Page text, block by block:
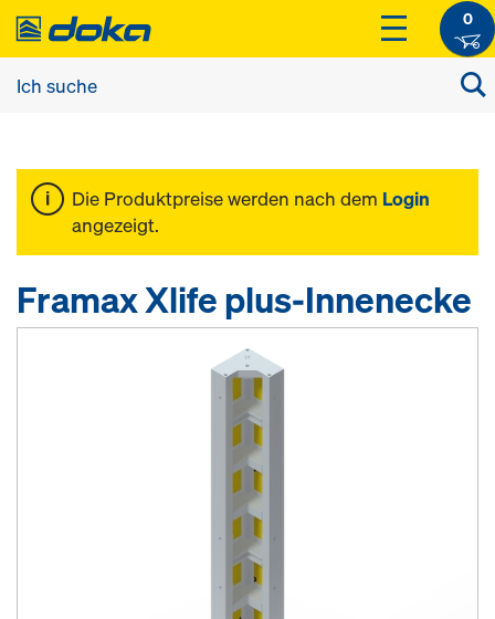
0
Die Produktpreise werden nach dem Login
angezeigt.
Framax Xlife plus-Innenecke